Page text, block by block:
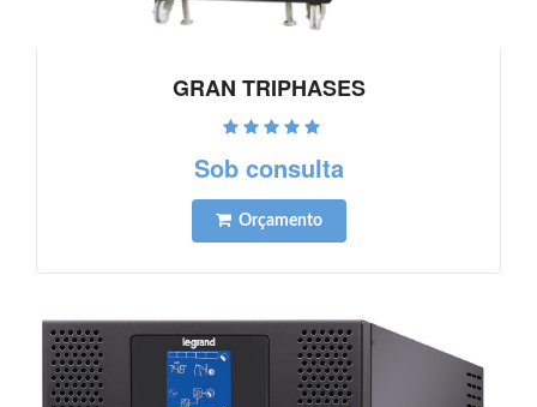
GRAN TRIPHASES
Sob consulta
Orçamento